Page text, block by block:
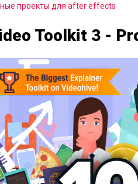
проекты для after effects
Toolkit 3 -